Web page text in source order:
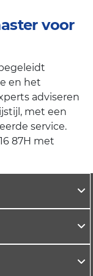
voor
en het
adviseren
met een
service.
87H met